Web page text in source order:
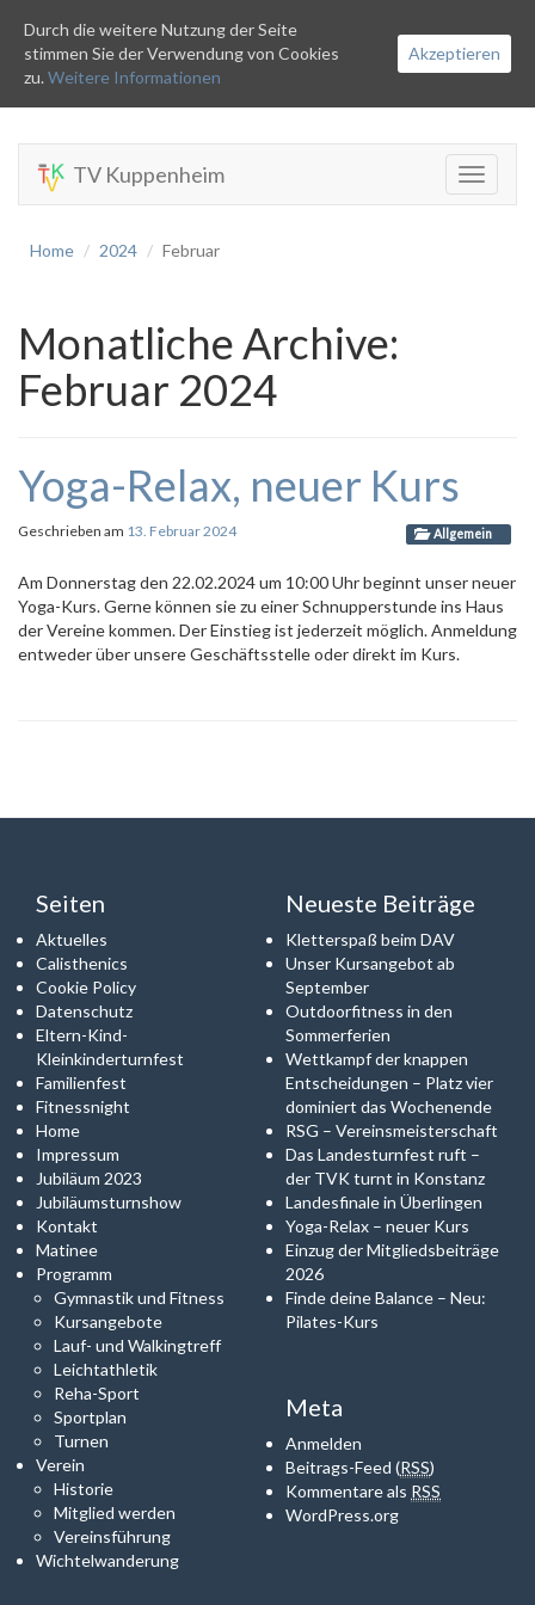
Toggle
TV Kuppenheim
Home 2024 Februar
Monatliche Archive:
Februar 2024
Yoga-Relax, neuer Kurs
Geschrieben am 13. Februar 2024 Allgemein
Am Donnerstag den 22.02.2024 um 10:00 Uhr beginnt unser neuer
Yoga-Kurs. Gerne können sie zu einer Schnupperstunde ins Haus
der Vereine kommen. Der Einstieg ist jederzeit möglich. Anmeldung
entweder über unsere Geschäftsstelle oder direkt im Kurs.
Seiten
Aktuelles
Calisthenics
Cookie Policy
Datenschutz
Eltern-Kind-
Kleinkinderturnfest
Familienfest
Fitnessnight
Home
Impressum
Jubiläum 2023
Jubiläumsturnshow
Kontakt
Matinee
Programm
Gymnastik und Fitness
Kursangebote
Lauf- und Walkingtreff
Leichtathletik
Reha-Sport
Sportplan
Turnen
Verein
Historie
Mitglied werden
Vereinsführung
Wichtelwanderung
Neueste Beiträge
Kletterspaß beim DAV
Unser Kursangebot ab
September
Outdoorfitness in den
Sommerferien
Wettkampf der knappen
Entscheidungen – Platz vier
dominiert das Wochenende
RSG – Vereinsmeisterschaft
Das Landesturnfest ruft –
der TVK turnt in Konstanz
Landesfinale in Überlingen
Yoga-Relax – neuer Kurs
Einzug der Mitgliedsbeiträge
2026
Finde deine Balance – Neu:
Pilates-Kurs
Meta
Anmelden
Beitrags-Feed (RSS)
Kommentare als RSS
WordPress.org
Durch die weitere Nutzung der Seite
stimmen Sie der Verwendung von Cookies
zu. Weitere Informationen
Akzeptieren